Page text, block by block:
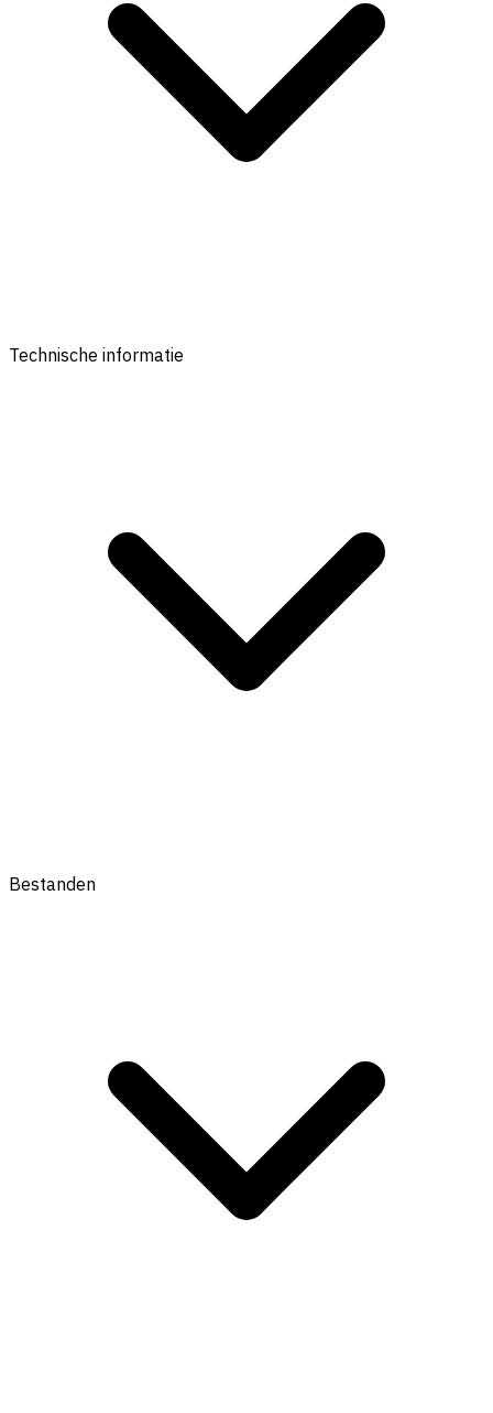
Technische informatie
Bestanden